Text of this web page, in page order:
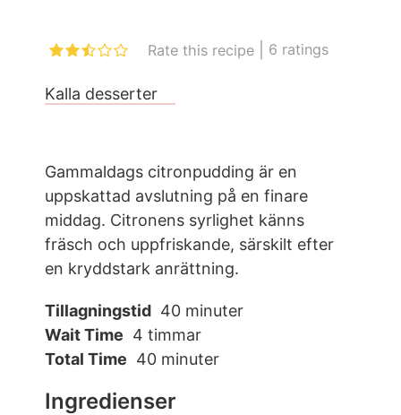
Rate this recipe 6 ratings
Kalla desserter
Gammaldags citronpudding är en
uppskattad avslutning på en finare
middag. Citronens syrlighet känns
fräsch och uppfriskande, särskilt efter
en kryddstark anrättning.
Tillagningstid 40 minuter
Wait Time 4 timmar
Total Time 40 minuter
Ingredienser